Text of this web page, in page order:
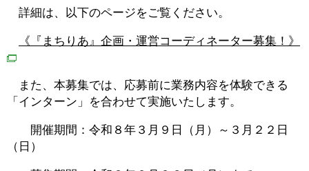
詳細は、以下のページをご覧ください。
《『まちりあ』企画・運営コーディネーター募集！》
また、本募集では、応募前に業務内容を体験できる
「インターン」を合わせて実施いたします。
開催期間：令和８年３月９日（月）～３月２２日
（日）